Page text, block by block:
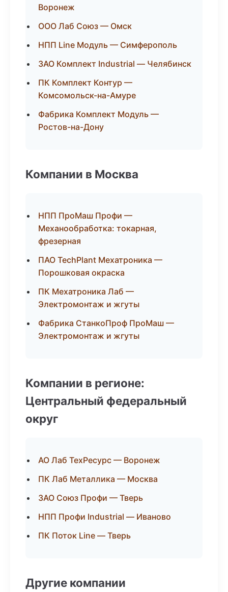
Воронеж
ООО Лаб Союз — Омск
НПП Line Модуль — Симферополь
ЗАО Комплект Industrial — Челябинск
ПК Комплект Контур —
Комсомольск-на-Амуре
Фабрика Комплект Модуль —
Ростов-на-Дону
Компании в Москва
НПП ПроМаш Профи —
Механообработка: токарная,
фрезерная
ПАО TechPlant Мехатроника —
Порошковая окраска
ПК Мехатроника Лаб —
Электромонтаж и жгуты
Фабрика СтанкоПроф ПроМаш —
Электромонтаж и жгуты
Компании в регионе:
Центральный федеральный
округ
АО Лаб ТехРесурс — Воронеж
ПК Лаб Металлика — Москва
ЗАО Союз Профи — Тверь
НПП Профи Industrial — Иваново
ПК Поток Line — Тверь
Другие компании